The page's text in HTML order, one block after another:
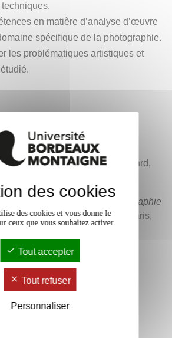
séances est consacrée à
de légitimation. Les dernières
à la découverte de quelques
contemporaine.
en matière d’analyse d’œuvre
spécifique de la photographie.
les problématiques artistiques et
Après la photographie ? De
la révolution numérique, Gallimard,
La Photographie
art, presse, Larousse, Paris,
Michel POIVERT (dir.),
, Citadelles et Mazenod, Paris,
La photographie contemporaine
des cookies
des cookies et vous donne le
ceux que vous souhaitez activer
Tout accepter
Tout refuser
Personnaliser